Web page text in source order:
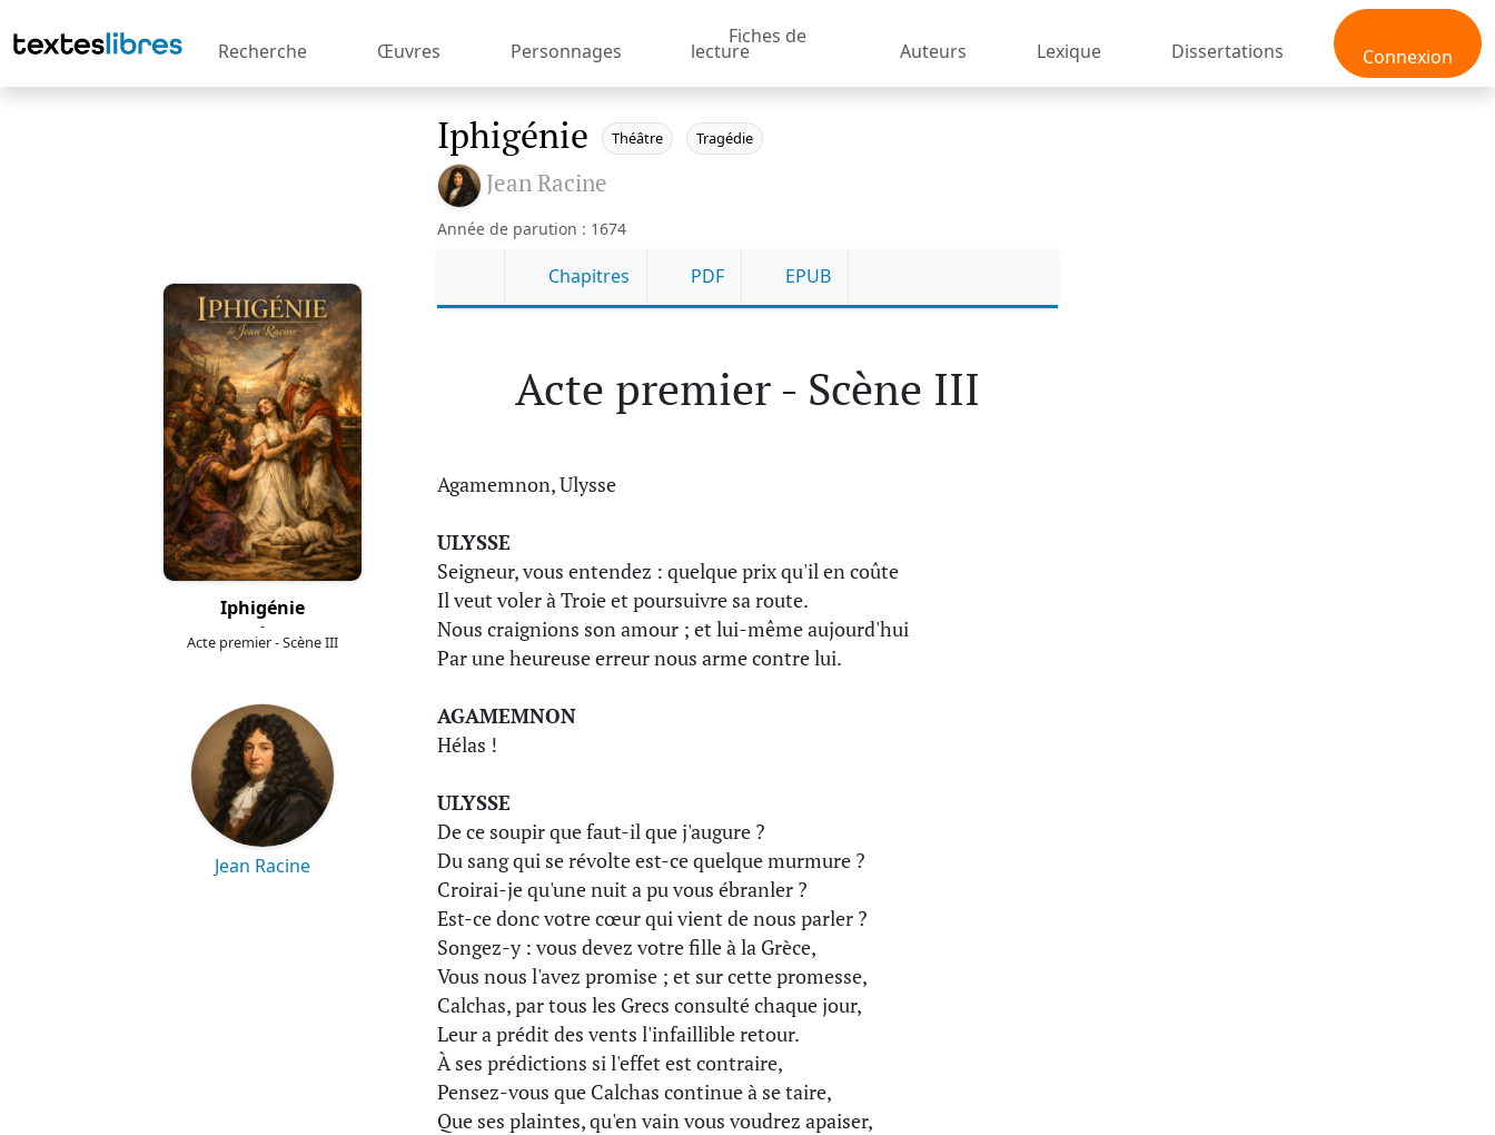
Connexion
Recherche Œuvres Personnages
Fiches de
lecture Auteurs Lexique Dissertations
Iphigénie
-
Acte premier - Scène III
Jean Racine
Iphigénie Théâtre Tragédie
Jean Racine
Année de parution : 1674
Chapitres PDF EPUB
Acte premier - Scène III
Agamemnon, Ulysse
ULYSSE
Seigneur, vous entendez : quelque prix qu'il en coûte
Il veut voler à Troie et poursuivre sa route.
Nous craignions son amour ; et lui-même aujourd'hui
Par une heureuse erreur nous arme contre lui.
AGAMEMNON
Hélas !
ULYSSE
De ce soupir que faut-il que j'augure ?
Du sang qui se révolte est-ce quelque murmure ?
Croirai-je qu'une nuit a pu vous ébranler ?
Est-ce donc votre cœur qui vient de nous parler ?
Songez-y : vous devez votre fille à la Grèce,
Vous nous l'avez promise ; et sur cette promesse,
Calchas, par tous les Grecs consulté chaque jour,
Leur a prédit des vents l'infaillible retour.
À ses prédictions si l'effet est contraire,
Pensez-vous que Calchas continue à se taire,
Que ses plaintes, qu'en vain vous voudrez apaiser,